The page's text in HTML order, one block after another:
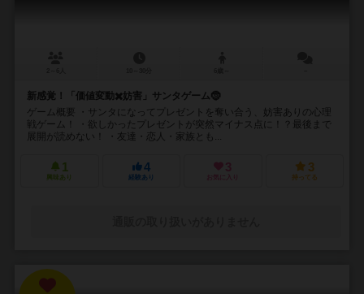
新感覚！「価値変動✖️妨害」サンタゲーム🤶
ゲーム概要 ・サンタになってプレゼントを奪い合う、妨害ありの心理
戦ゲーム！ ・欲しかったプレゼントが突然マイナス点に！？最後まで
展開が読めない！ ・友達・恋人・家族とも...
1
興味あり
4
経験あり
3
お気に入り
3
持ってる